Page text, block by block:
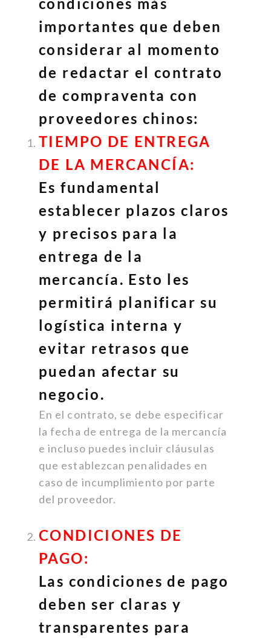
condiciones más
importantes que deben
considerar al momento
de redactar el contrato
de compraventa con
proveedores chinos:
TIEMPO DE ENTREGA
DE LA MERCANCÍA:
Es fundamental
establecer plazos claros
y precisos para la
entrega de la
mercancía. Esto les
permitirá planificar su
logística interna y
evitar retrasos que
puedan afectar su
negocio.
En el contrato, se debe especificar
la fecha de entrega de la mercancía
e incluso puedes incluir cláusulas
que establezcan penalidades en
caso de incumplimiento por parte
del proveedor.
CONDICIONES DE
PAGO:
Las condiciones de pago
deben ser claras y
transparentes para